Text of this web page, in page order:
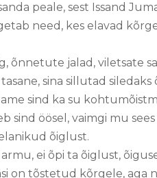
peale, sest Issand
need, kes elavad
õnnetute jalad, viletsate
sina sillutad siledaks
sind ka su
sind öösel, vaimgi mu
õiglust.
armu, ei õpi ta õiglust,
on tõstetud kõrgele, aga